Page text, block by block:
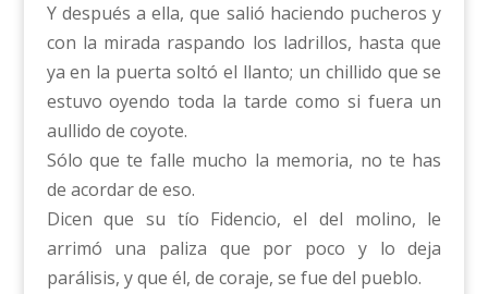
Y después a ella, que salió haciendo pucheros y
con la mirada raspando los ladrillos, hasta que
ya en la puerta soltó el llanto; un chillido que se
estuvo oyendo toda la tarde como si fuera un
aullido de coyote.
Sólo que te falle mucho la memoria, no te has
de acordar de eso.
Dicen que su tío Fidencio, el del molino, le
arrimó una paliza que por poco y lo deja
parálisis, y que él, de coraje, se fue del pueblo.